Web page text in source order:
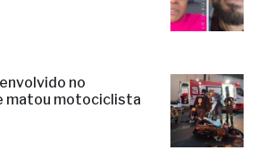
no
matou motociclista